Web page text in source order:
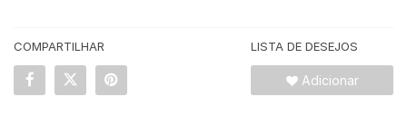
COMPARTILHAR LISTA DE DESEJOS
Adicionar